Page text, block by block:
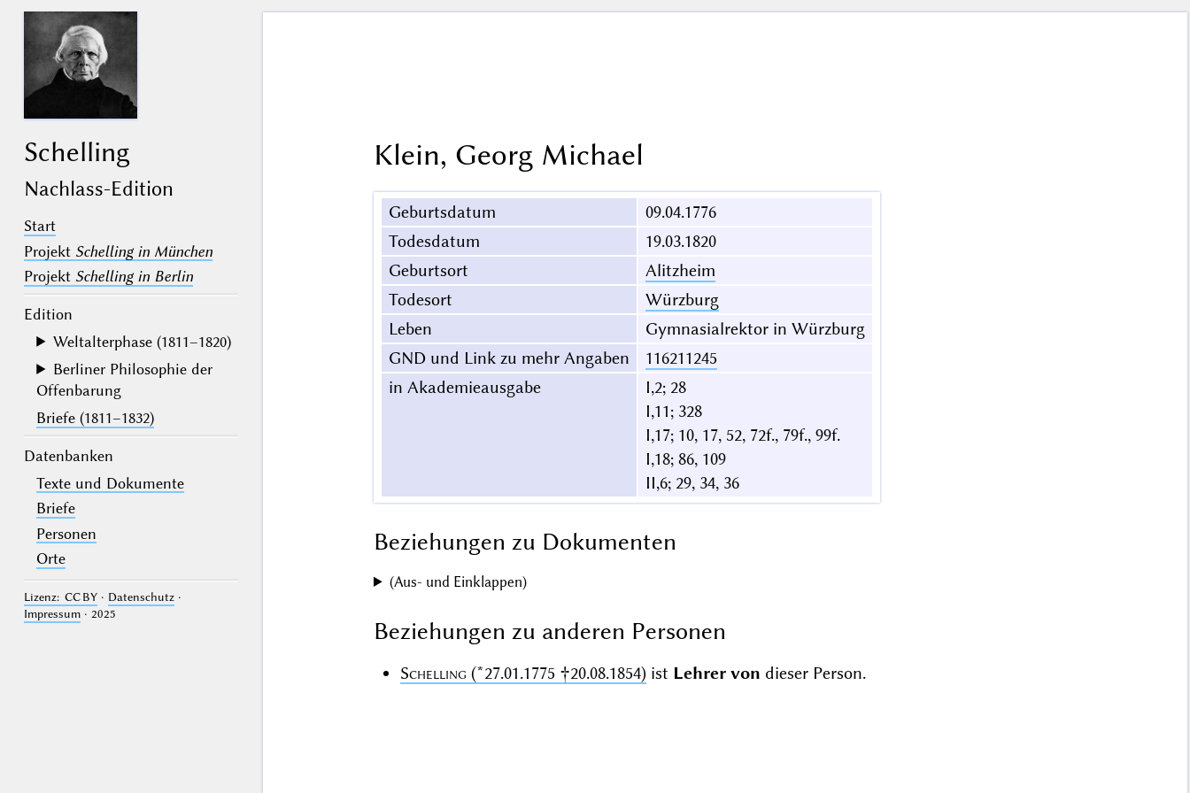
Schelling
Nachlass-Edition
Start
Projekt Schelling in München
Projekt Schelling in Berlin
Edition
Weltalterphase (1811–1820)
Berliner Philosophie der
Offenbarung
Briefe (1811–1832)
Datenbanken
Texte und Dokumente
Briefe
Personen
Orte
Lizenz: CC BY· Datenschutz·
Impressum· 2025
Klein, Georg Michael
Geburtsdatum
09.04.1776
Todesdatum
19.03.1820
Geburtsort
Alitzheim
Todesort
Würzburg
Leben
Gymnasialrektor in Würzburg
GND und Link zu mehr Angaben
116211245
in Akademieausgabe
I,2; 28
I,11; 328
I,17; 10, 17, 52, 72f., 79f., 99f.
I,18; 86, 109
II,6; 29, 34, 36
Beziehungen zu Dokumenten
(Aus- und Einklappen)
Beziehungen zu anderen Personen
Schelling (*27.01.1775 †20.08.1854)ist Lehrer von dieser Person.